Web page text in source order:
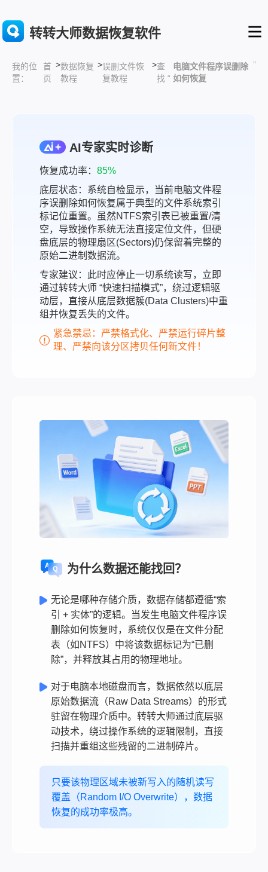
转转大师数据恢复软件
我的位
置：
首
页
>数据恢复
教程
>误删文件恢
复教程
>查
找 “
电脑文件程序误删除
如何恢复
”
AI专家实时诊断
恢复成功率： 85%
底层状态：系统自检显示，当前电脑文件程
序误删除如何恢复属于典型的文件系统索引
标记位重置。虽然NTFS索引表已被重置/清
空，导致操作系统无法直接定位文件，但硬
盘底层的物理扇区(Sectors)仍保留着完整的
原始二进制数据流。
专家建议：此时应停止一切系统读写，立即
通过转转大师 “快速扫描模式”，绕过逻辑驱
动层，直接从底层数据簇(Data Clusters)中重
组并恢复丢失的文件。
紧急禁忌：严禁格式化、严禁运行碎片整
理、严禁向该分区拷贝任何新文件！
为什么数据还能找回？
无论是哪种存储介质，数据存储都遵循“索
引 + 实体”的逻辑。当发生电脑文件程序误
删除如何恢复时，系统仅仅是在文件分配
表（如NTFS）中将该数据标记为“已删
除”，并释放其占用的物理地址。
对于电脑本地磁盘而言，数据依然以底层
原始数据流（Raw Data Streams）的形式
驻留在物理介质中。转转大师通过底层驱
动技术，绕过操作系统的逻辑限制，直接
扫描并重组这些残留的二进制碎片。
只要该物理区域未被新写入的随机读写
覆盖（Random I/O Overwrite），数据
恢复的成功率极高。